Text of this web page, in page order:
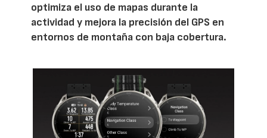
optimiza el uso de mapas durante la
actividad y mejora la precisión del GPS en
entornos de montaña con baja cobertura.